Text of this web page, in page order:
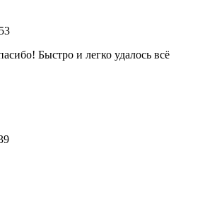
Быстро и легко удалось всё